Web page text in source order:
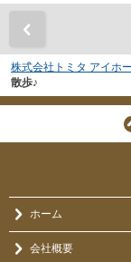
株式会社トミタ アイホ
散歩♪
ホーム
会社概要